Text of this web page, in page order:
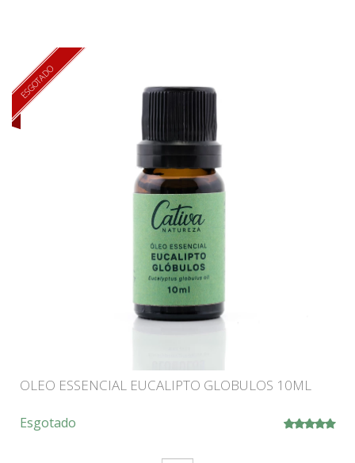
ESGOTADO
OLEO ESSENCIAL EUCALIPTO GLOBULOS 10ML
Esgotado